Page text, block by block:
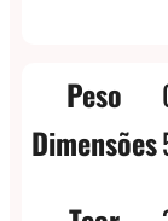
Peso
Dimensões